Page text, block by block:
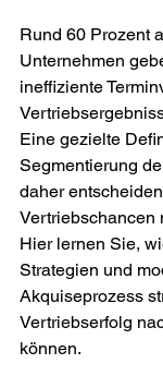
Rund 60 Prozent
Unternehmen
ineffiziente
Eine gezielte
Segmentierung
daher
Vertriebschancen
Hier lernen Sie,
Strategien und
Akquiseprozess
Vertriebserfolg
können.